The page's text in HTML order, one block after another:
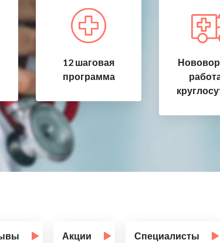
12 шаговая
программа
Акции Специалисты